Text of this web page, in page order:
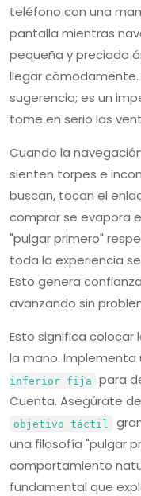
teléfono con una
pantalla mientras
pequeña y preciada
llegar cómodamente.
sugerencia; es un
tome en serio las
Cuando la
sienten torpes e
buscan, tocan el
comprar se evapora
"pulgar primero"
toda la experiencia
Esto genera
avanzando sin
Esto significa colocar
la mano. Implementa
inferior fija
para
Cuenta. Asegúrate
objetivo táctil
una filosofía "pulgar
comportamiento
fundamental que